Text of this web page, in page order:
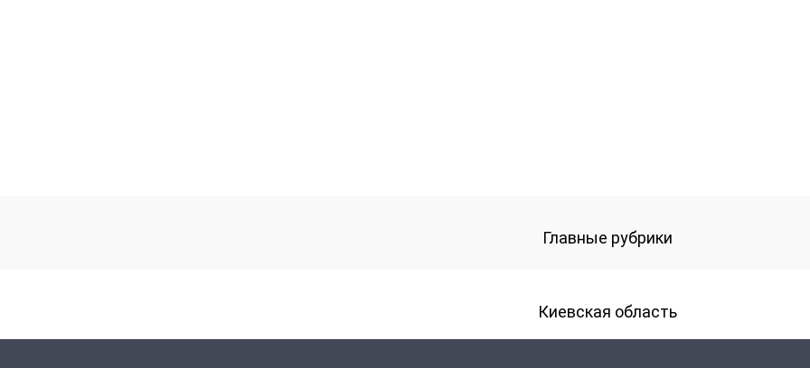
Главные рубрики
Киевская область